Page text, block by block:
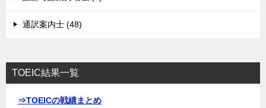
通訳案内士 (48)
TOEIC結果一覧
⇒TOEICの戦績まとめ